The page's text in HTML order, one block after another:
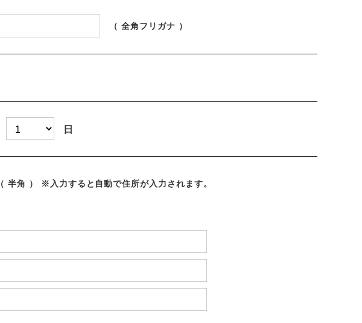
（ 全角フリガナ ）
日
（ 半角 ） ※入力すると自動で住所が入力されます。